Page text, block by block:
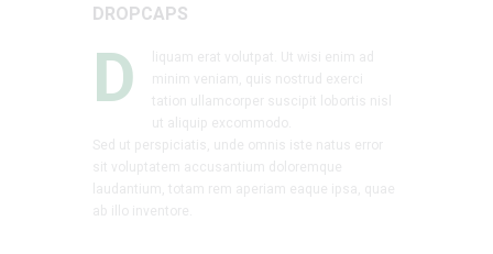
DROPCAPS
D
liquam erat volutpat. Ut wisi enim ad
minim veniam, quis nostrud exerci
tation ullamcorper suscipit lobortis nisl
ut aliquip excommodo.
Sed ut perspiciatis, unde omnis iste natus error
sit voluptatem accusantium doloremque
laudantium, totam rem aperiam eaque ipsa, quae
ab illo inventore.